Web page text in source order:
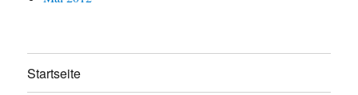
Startseite